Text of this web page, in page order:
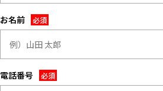
SIZE&PRICE
広さと利用料金で探す
ALL FILTER
す
スタジオ一覧
マップから探す
お名前
電話番号